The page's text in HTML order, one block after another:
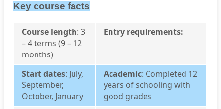
Key course facts
Course length: 3
– 4 terms (9 – 12
months)
Entry requirements:
Start dates: July,
September,
October, January
Academic: Completed 12
years of schooling with
good grades